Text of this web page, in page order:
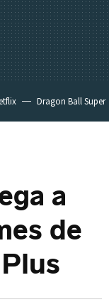
Dragon Ball Super
a
de